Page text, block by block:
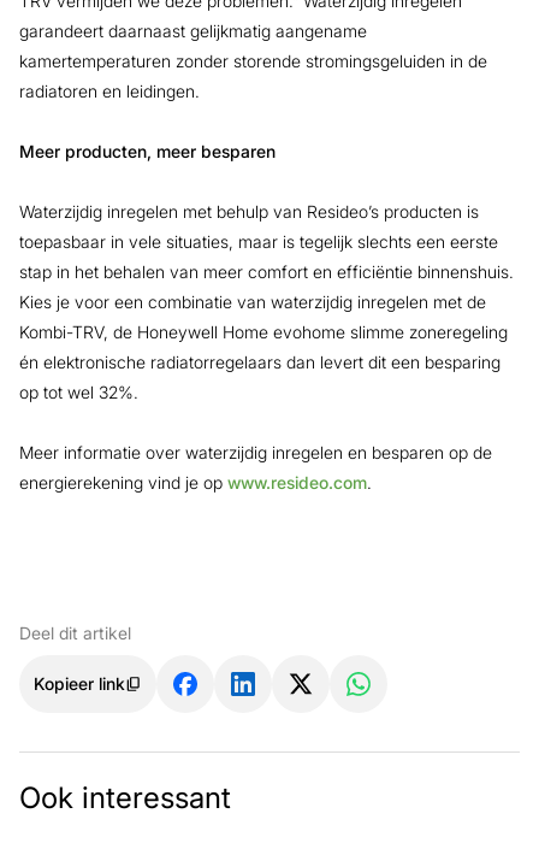
garandeert daarnaast gelijkmatig aangename
kamertemperaturen zonder storende stromingsgeluiden in de
radiatoren en leidingen.
Meer producten, meer besparen
Waterzijdig inregelen met behulp van Resideo’s producten is
toepasbaar in vele situaties, maar is tegelijk slechts een eerste
stap in het behalen van meer comfort en efficiëntie binnenshuis.
Kies je voor een combinatie van waterzijdig inregelen met de
Kombi-TRV, de Honeywell Home evohome slimme zoneregeling
én elektronische radiatorregelaars dan levert dit een besparing
op tot wel 32%.
Meer informatie over waterzijdig inregelen en besparen op de
energierekening vind je op www.resideo.com.
Deel dit artikel
Kopieer link
Ook interessant